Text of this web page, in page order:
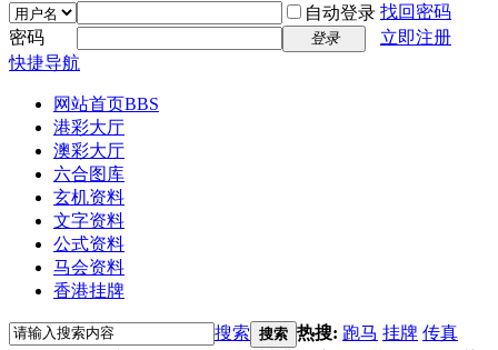
自动登录 找回密码
密码
登录
立即注册
快捷导航
网站首页BBS
港彩大厅
澳彩大厅
六合图库
玄机资料
文字资料
公式资料
马会资料
香港挂牌
搜索 搜索 热搜: 跑马 挂牌 传真